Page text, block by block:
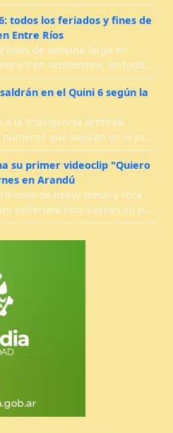
todos los feriados y fines de
Entre Ríos
fines de semana largo en
y en septiembre, en todo…
en el Quini 6 según la
a la Inteligencia Artificial
números que saldrán en la ju…
su primer videoclip "Quiero
en Arandú
de heavy metal y rock
estrenará este viernes su p…